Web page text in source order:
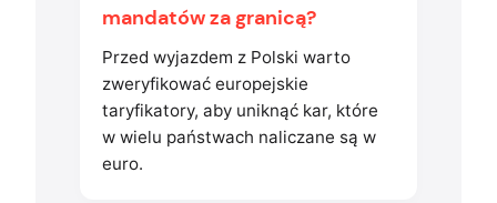
mandatów za granicą?
Przed wyjazdem z Polski warto
zweryfikować europejskie
taryfikatory, aby uniknąć kar, które
w wielu państwach naliczane są w
euro.